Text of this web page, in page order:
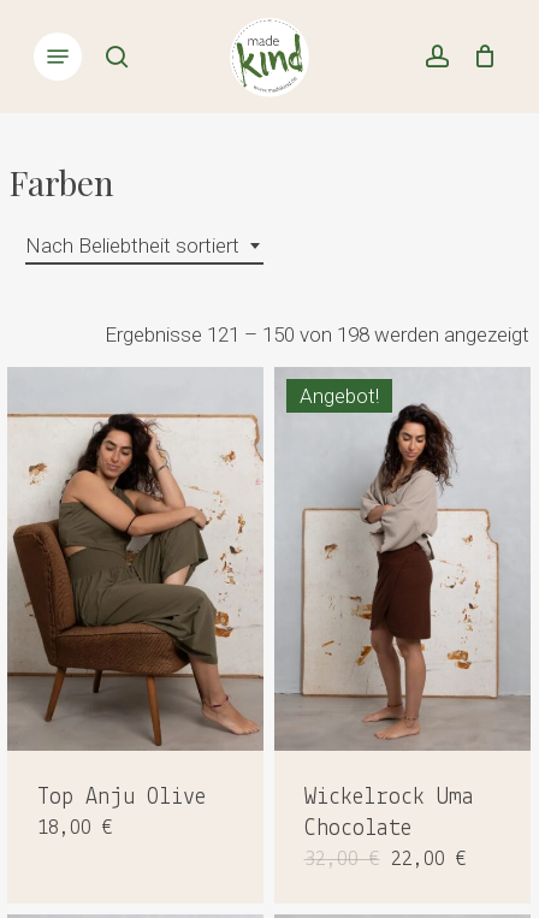
main
account
Menu
Cart Close
Cart
Farben
Nach Beliebtheit sortiert
Ergebnisse 121 – 150 von 198 werden angezeigt
Top Anju Olive
18,00 €
Angebot!
Wickelrock Uma
Chocolate
32,00€ Ursprünglicher
22,00 €